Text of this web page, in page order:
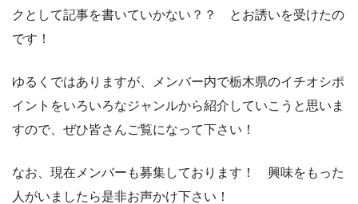
クとして記事を書いていかない？？ とお誘いを受けたの
です！
ゆるくではありますが、メンバー内で栃木県のイチオシポ
イントをいろいろなジャンルから紹介していこうと思いま
すので、ぜひ皆さんご覧になって下さい！
なお、現在メンバーも募集しております！ 興味をもった
人がいましたら是非お声かけ下さい！